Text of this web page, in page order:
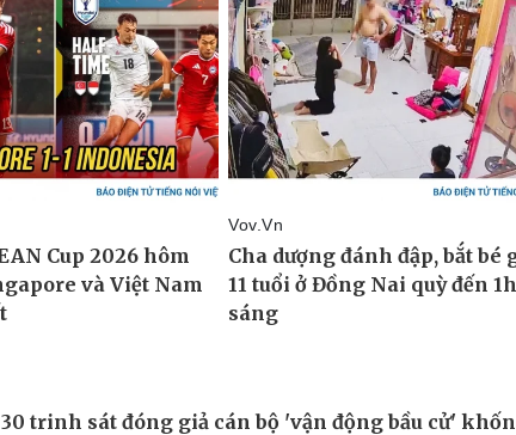
30 trinh sát đóng giả cán bộ 'vận động bầu cử'